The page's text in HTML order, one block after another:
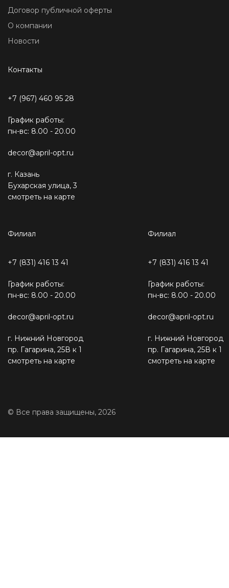
Договор публичной оферты
О компании
Новости
Контакты
+7 (967) 460 95 28
График работы:
пн-вс: 8.00 - 20.00
decor@april-opt.ru
г. Казань
Бухарская улица, 3
смотреть на карте
Филиал
+7 (831) 416 13 41
График работы:
пн-вс: 8.00 - 20.00
decor@april-opt.ru
г. Нижний Новгород
пр. Гагарина, 25В к 1
смотреть на карте
Филиал
+7 (831) 416 13 41
График работы:
пн-вс: 8.00 - 20.00
decor@april-opt.ru
г. Нижний Новгород
пр. Гагарина, 25В к 1
смотреть на карте
© Все права защищены, 2026